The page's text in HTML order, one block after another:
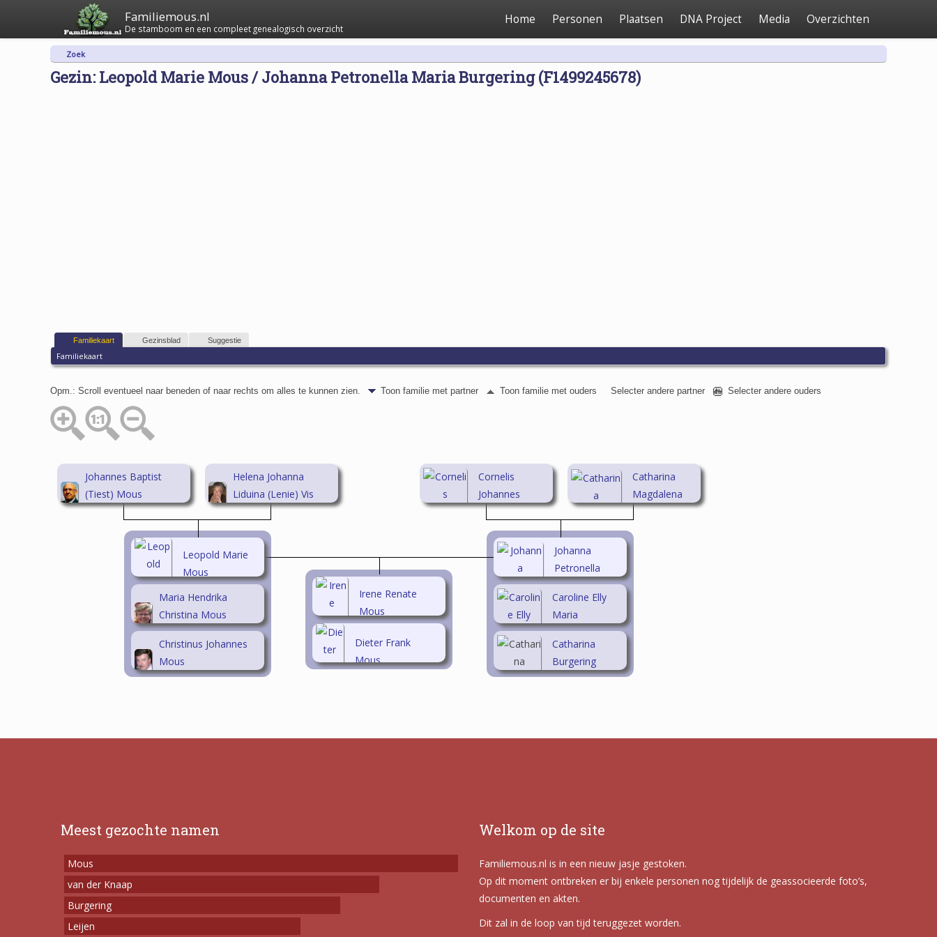
Familiemous.nl
De stamboom en een compleet genealogisch overzicht
Home Personen Plaatsen DNA Project Media Overzichten
Zoek
Gezin: Leopold Marie Mous / Johanna Petronella Maria Burgering (F1499245678)
Familiekaart Gezinsblad Suggestie
Familiekaart
Opm.: Scroll eventueel naar beneden of naar rechts om alles te kunnen zien. Toon familie met partner Toon familie met ouders Selecter andere partner Selecter andere ouders
Johannes Baptist
(Tiest) Mous
Helena Johanna
Liduina (Lenie) Vis
Maria Hendrika
Christina Mous
Christinus Johannes
Mous
Cornelis
Johannes
(Kees)
Burgering
(1925-2004)
Catharina
Magdalena
(Riek) van der
Caroline Elly
Maria
Burgering
Catharina
Burgering
Leopold Marie
Mous
Johanna
Petronella
Maria
Burgering
Irene Renate
Mous
Dieter Frank
Mous
Meest gezochte namen
Mous
van der Knaap
Burgering
Leijen
Welkom op de site
Familiemous.nl is in een nieuw jasje gestoken.
Op dit moment ontbreken er bij enkele personen nog tijdelijk de geassocieerde foto’s,
documenten en akten.
Dit zal in de loop van tijd teruggezet worden.